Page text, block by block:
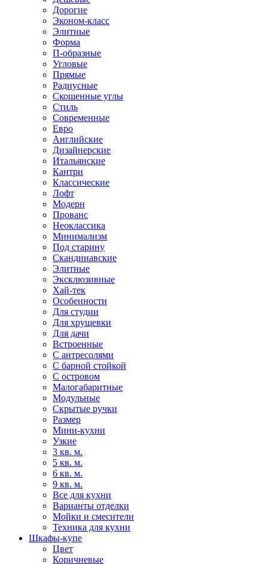
Дорогие
Эконом-класс
Элитные
Форма
П-образные
Угловые
Прямые
Радиусные
Скошенные углы
Стиль
Современные
Евро
Английские
Дизайнерские
Итальянские
Кантри
Классические
Лофт
Модерн
Прованс
Неоклассика
Минимализм
Под старину
Скандинавские
Элитные
Эксклюзивные
Хай-тек
Особенности
Для студии
Для хрущевки
Для дачи
Встроенные
С антресолями
С барной стойкой
С островом
Малогабаритные
Модульные
Скрытые ручки
Размер
Мини-кухни
Узкие
3 кв. м.
5 кв. м.
6 кв. м.
9 кв. м.
Все для кухни
Варианты отделки
Мойки и смесители
Техника для кухни
Шкафы-купе
Цвет
Коричневые